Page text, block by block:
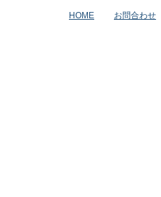
HOME お問合わせ